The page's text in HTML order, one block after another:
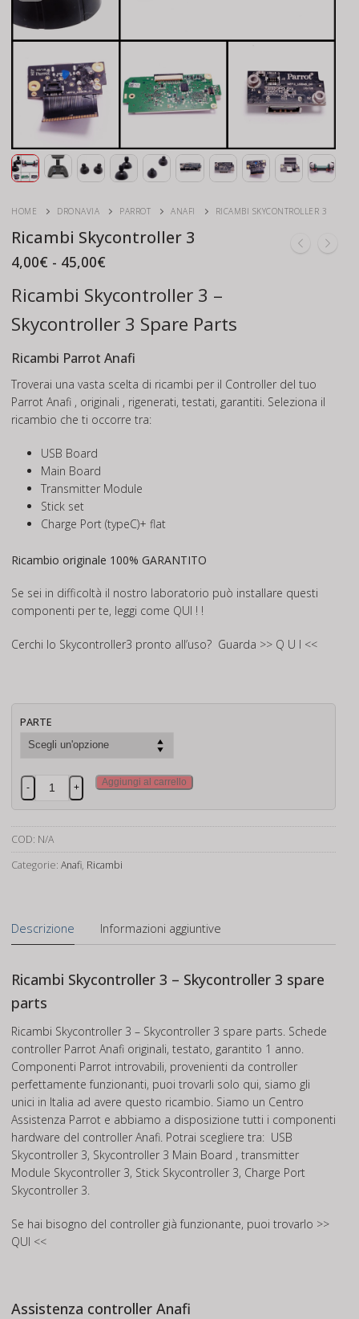
HOME DRONAVIA PARROT ANAFI RICAMBI SKYCONTROLLER 3
Ricambi Skycontroller 3
4,00€ - 45,00€
prezzo:
da
4,00€
a
Ricambi Skycontroller 3 –
Skycontroller 3 Spare Parts
Ricambi Parrot Anafi
Troverai una vasta scelta di ricambi per il Controller del tuo
Parrot Anafi , originali , rigenerati, testati, garantiti. Seleziona il
ricambio che ti occorre tra:
USB Board
Main Board
Transmitter Module
Stick set
Charge Port (typeC)+ flat
Ricambio originale 100% GARANTITO
Se sei in difficoltà il nostro laboratorio può installare questi
componenti per te, leggi come QUI ! !
Cerchi lo Skycontroller3 pronto all’uso? Guarda >> Q U I <<
PARTE
Ricambi
Skycontroller
quantità
- +
Aggiungi al carrello
COD: N/A
Categorie: Anafi, Ricambi
Descrizione Informazioni aggiuntive
Ricambi Skycontroller 3 – Skycontroller 3 spare
parts
Ricambi Skycontroller 3 – Skycontroller 3 spare parts. Schede
controller Parrot Anafi originali, testato, garantito 1 anno.
Componenti Parrot introvabili, provenienti da controller
perfettamente funzionanti, puoi trovarli solo qui, siamo gli
unici in Italia ad avere questo ricambio. Siamo un Centro
Assistenza Parrot e abbiamo a disposizione tutti i componenti
hardware del controller Anafi. Potrai scegliere tra: USB
Skycontroller 3, Skycontroller 3 Main Board , transmitter
Module Skycontroller 3, Stick Skycontroller 3, Charge Port
Skycontroller 3.
Se hai bisogno del controller già funzionante, puoi trovarlo >>
QUI <<
Assistenza controller Anafi